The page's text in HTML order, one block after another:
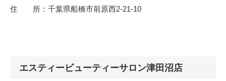
住 所：千葉県船橋市前原西2-21-10
エスティービューティーサロン津田沼店